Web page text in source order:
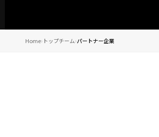
Home トップチーム パートナー企業